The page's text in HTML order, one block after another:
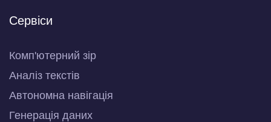
Сервіси
Комп'ютерний зір
Аналіз текстів
Автономна навігація
Генерація даних